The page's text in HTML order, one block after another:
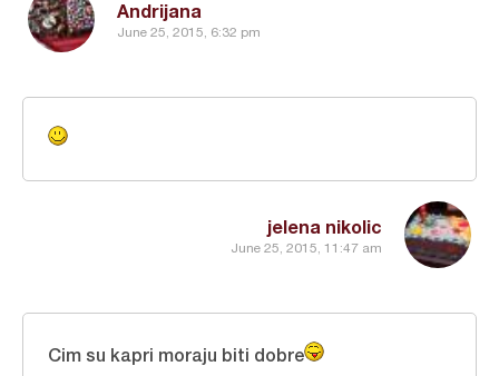
Andrijana
June 25, 2015, 6:32 pm
jelena nikolic
June 25, 2015, 11:47 am
Cim su kapri moraju biti dobre